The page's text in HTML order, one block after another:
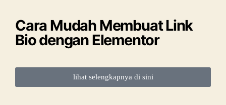
Cara Mudah Membuat Link
Bio dengan Elementor
lihat selengkapnya di sini